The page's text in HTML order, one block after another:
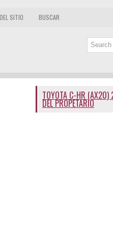
SITIO BUSCAR
TOYOTA C-HR
DEL PROPETARIO